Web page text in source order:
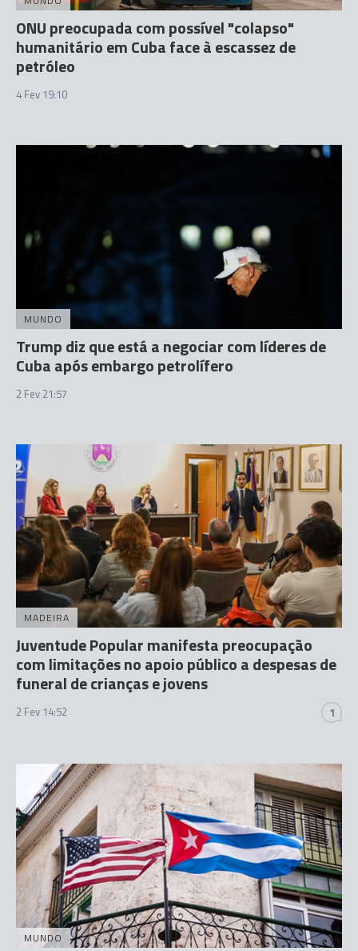
ONU preocupada com possível "colapso"
humanitário em Cuba face à escassez de
petróleo
4 Fev 19:10
MUNDO
Trump diz que está a negociar com líderes de
Cuba após embargo petrolífero
2 Fev 21:57
MADEIRA
Juventude Popular manifesta preocupação
com limitações no apoio público a despesas de
funeral de crianças e jovens
2 Fev 14:52 1
MUNDO